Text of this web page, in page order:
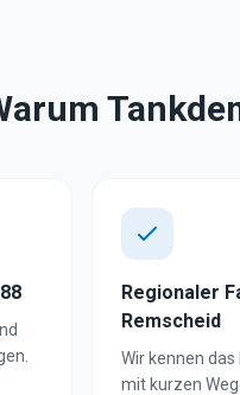
Regionaler
Remscheid
Wir kennen das
mit kurzen